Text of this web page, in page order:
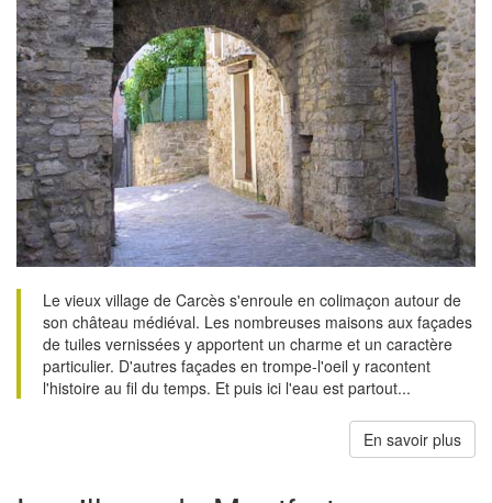
Le vieux village de Carcès s'enroule en colimaçon autour de
son château médiéval. Les nombreuses maisons aux façades
de tuiles vernissées y apportent un charme et un caractère
particulier. D'autres façades en trompe-l'oeil y racontent
l'histoire au fil du temps. Et puis ici l'eau est partout...
En savoir plus